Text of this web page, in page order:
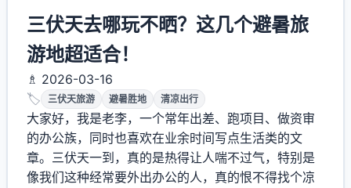
三伏天去哪玩不晒？这几个避暑旅
游地超适合！
♗ 2026-03-16
🏷️
三伏天旅游 避暑胜地 清凉出行
大家好，我是老李，一个常年出差、跑项目、做资审
的办公族，同时也喜欢在业余时间写点生活类的文
章。三伏天一到，真的是热得让人喘不过气，特别是
像我们这种经常要外出办公的人，真的恨不得找个凉